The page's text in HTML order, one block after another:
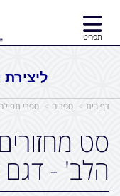
ליצירת קשר:
תפריט
דף בית ספרים ספרי תפילה
סט
הלב' - דגם